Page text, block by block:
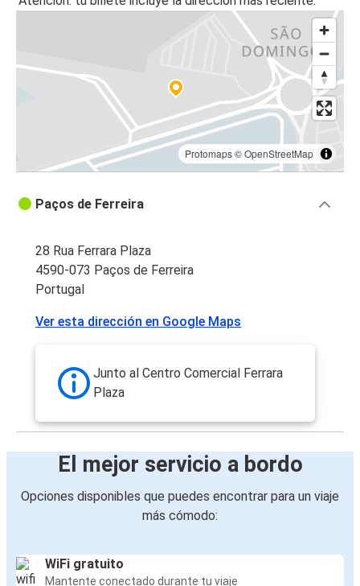
Protomaps©OpenStreetMap
Paços de Ferreira
28 Rua Ferrara Plaza
4590-073 Paços de Ferreira
Portugal
Ver esta dirección en Google Maps
Junto al Centro Comercial Ferrara
Plaza
El mejor servicio a bordo
Opciones disponibles que puedes encontrar para un viaje
más cómodo:
WiFi gratuito
Mantente conectado durante tu viaje